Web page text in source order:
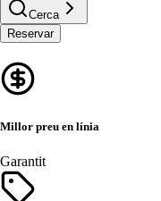
Cerca
Reservar
Millor preu en línia
Garantit